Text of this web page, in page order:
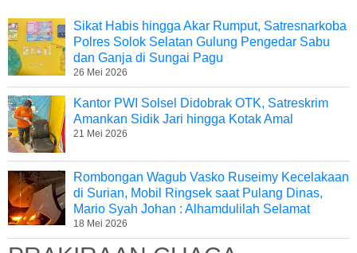
Sikat Habis hingga Akar Rumput, Satresnarkoba
Polres Solok Selatan Gulung Pengedar Sabu
dan Ganja di Sungai Pagu
26 Mei 2026
Kantor PWI Solsel Didobrak OTK, Satreskrim
Amankan Sidik Jari hingga Kotak Amal
21 Mei 2026
Rombongan Wagub Vasko Ruseimy Kecelakaan
di Surian, Mobil Ringsek saat Pulang Dinas,
Mario Syah Johan : Alhamdulilah Selamat
18 Mei 2026